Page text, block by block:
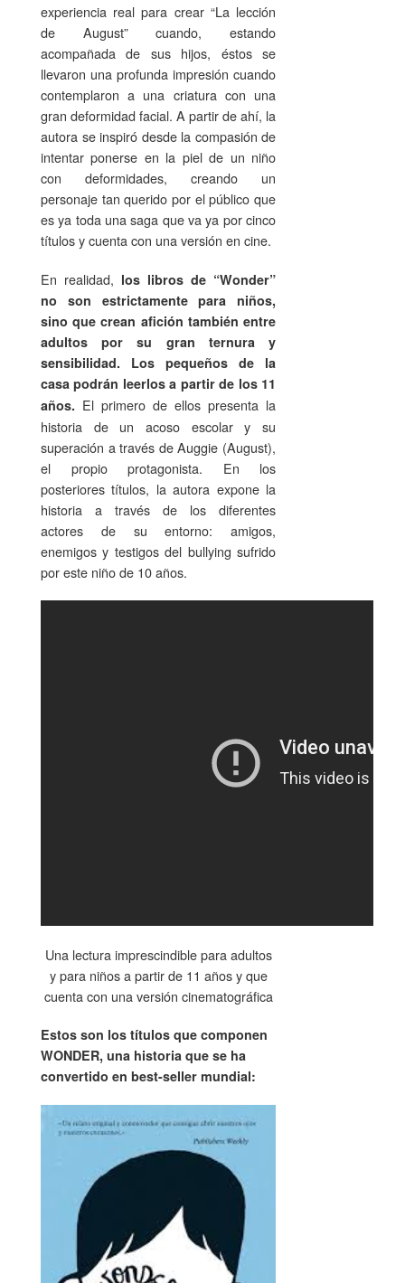
experiencia real para crear “La lección
de August” cuando, estando
acompañada de sus hijos, éstos se
llevaron una profunda impresión cuando
contemplaron a una criatura con una
gran deformidad facial. A partir de ahí, la
autora se inspiró desde la compasión de
intentar ponerse en la piel de un niño
con deformidades, creando un
personaje tan querido por el público que
es ya toda una saga que va ya por cinco
títulos y cuenta con una versión en cine.
En realidad, los libros de “Wonder”
no son estrictamente para niños,
sino que crean afición también entre
adultos por su gran ternura y
sensibilidad. Los pequeños de la
casa podrán leerlos a partir de los 11
años. El primero de ellos presenta la
historia de un acoso escolar y su
superación a través de Auggie (August),
el propio protagonista. En los
posteriores títulos, la autora expone la
historia a través de los diferentes
actores de su entorno: amigos,
enemigos y testigos del bullying sufrido
por este niño de 10 años.
Una lectura imprescindible para adultos
y para niños a partir de 11 años y que
cuenta con una versión cinematográfica
Estos son los títulos que componen
WONDER, una historia que se ha
convertido en best-seller mundial: